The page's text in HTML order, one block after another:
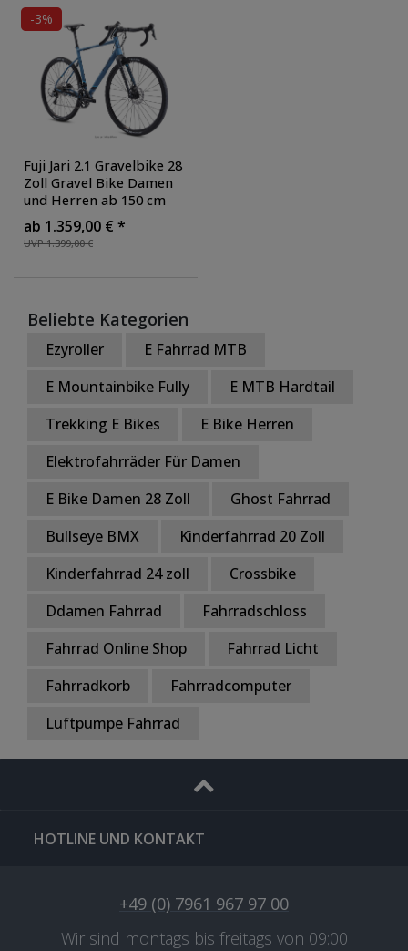
-3%
Fuji Jari 2.1 Gravelbike 28
Zoll Gravel Bike Damen
und Herren ab 150 cm
Road Bike Graveler Bike
Cyclocross Fahrrad 20
Gang Shimano Tiagra
UVP 1.399,00 €
ab 1.359,00 € *
Beliebte Kategorien
Ezyroller
E Fahrrad MTB
E Mountainbike Fully
E MTB Hardtail
Trekking E Bikes
E Bike Herren
Elektrofahrräder Für Damen
E Bike Damen 28 Zoll
Ghost Fahrrad
Bullseye BMX
Kinderfahrrad 20 Zoll
Kinderfahrrad 24 zoll
Crossbike
Ddamen Fahrrad
Fahrradschloss
Fahrrad Online Shop
Fahrrad Licht
Fahrradkorb
Fahrradcomputer
Luftpumpe Fahrrad
HOTLINE UND KONTAKT
+49 (0) 7961 967 97 00
Wir sind montags bis freitags von 09:00